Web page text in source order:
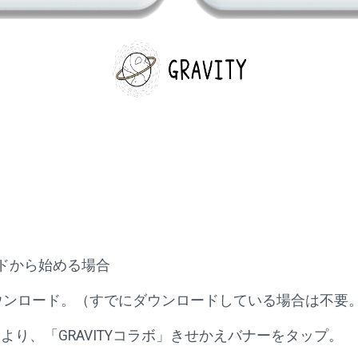
から始める場合
ロード。（すでにダウンロードしている場合は不要
り、「GRAVITYコラボ」きせかえバナーをタップ。